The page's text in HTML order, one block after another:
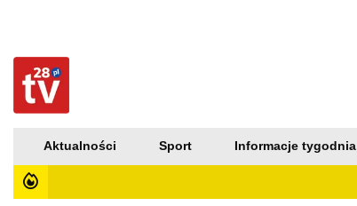
Aktualności Sport Informacje tygodnia